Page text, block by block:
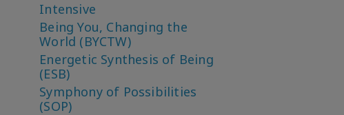
Intensive
Being You, Changing the
World (BYCTW)
Energetic Synthesis of Being
(ESB)
Symphony of Possibilities
(SOP)